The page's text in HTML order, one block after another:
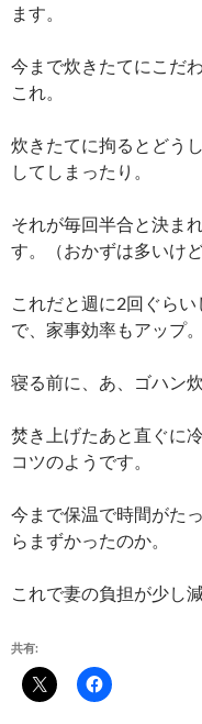
ます。
今まで炊きたてにこだ
これ。
炊きたてに拘るとどう
してしまったり。
それが毎回半合と決ま
す。（おかずは多いけど
これだと週に2回ぐら
で、家事効率もアップ。
寝る前に、あ、ゴハン
焚き上げたあと直ぐに
コツのようです。
今まで保温で時間がた
らまずかったのか。
これで妻の負担が少し減
共有: